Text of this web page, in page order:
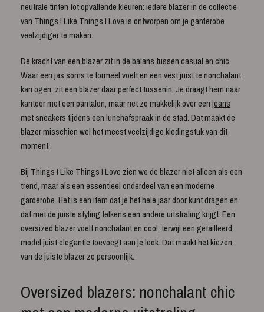
neutrale tinten tot opvallende kleuren: iedere blazer in de collectie
van Things I Like Things I Love is ontworpen om je garderobe
veelzijdiger te maken.
De kracht van een blazer zit in de balans tussen casual en chic.
Waar een jas soms te formeel voelt en een vest juist te nonchalant
kan ogen, zit een blazer daar perfect tussenin. Je draagt hem naar
kantoor met een pantalon, maar net zo makkelijk over eenjeans
met sneakers tijdens een lunchafspraak in de stad. Dat maakt de
blazer misschien wel het meest veelzijdige kledingstuk van dit
moment.
Bij Things I Like Things I Love zien we de blazer niet alleen als een
trend, maar als een essentieel onderdeel van een moderne
garderobe. Het is een item dat je het hele jaar door kunt dragen en
dat met de juiste styling telkens een andere uitstraling krijgt. Een
oversized blazer voelt nonchalant en cool, terwijl een getailleerd
model juist elegantie toevoegt aan je look. Dat maakt het kiezen
van de juiste blazer zo persoonlijk.
Oversized blazers: nonchalant chic